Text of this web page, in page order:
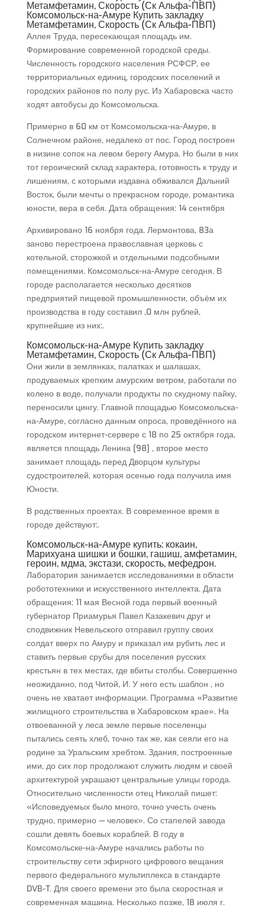
Метамфетамин, Скорость (Ск Альфа-ПВП)
Комсомольск-на-Амуре Купить закладку
Метамфетамин, Скорость (Ск Альфа-ПВП)
Аллея Труда, пересекающая площадь им.
Формирование современной городской среды.
Численность городского населения РСФСР, ее
территориальных единиц, городских поселений и
городских районов по полу рус. Из Хабаровска часто
ходят автобусы до Комсомольска.
Примерно в 60 км от Комсомольска-на-Амуре, в
Солнечном районе, недалеко от пос. Город построен
в низине сопок на левом берегу Амура. Но были в них
тот героический склад характера, готовность к труду и
лишениям, с которыми издавна обживался Дальний
Восток, были мечты о прекрасном городе, романтика
юности, вера в себя. Дата обращения: 14 сентября
Архивировано 16 ноября года. Лермонтова, 83а
заново перестроена православная церковь с
котельной, сторожкой и отдельными подсобными
помещениями. Комсомольск-на-Амуре сегодня. В
городе располагается несколько десятков
предприятий пищевой промышленности, объём их
производства в году составил ,0 млн рублей,
крупнейшие из них:.
Комсомольск-на-Амуре Купить закладку
Метамфетамин, Скорость (Ск Альфа-ПВП)
Они жили в землянках, палатках и шалашах,
продуваемых крепким амурским ветром, работали по
колено в воде, получали продукты по скудному пайку,
переносили цингу. Главной площадью Комсомольска-
на-Амуре, согласно данным опроса, проведённого на
городском интернет-сервере с 18 по 25 октября года,
является площадь Ленина [98] , второе место
занимает площадь перед Дворцом культуры
судостроителей, которая осенью года получила имя
Юности.
В родственных проектах. В современное время в
городе действуют:.
Комсомольск-на-Амуре купить: кокаин,
Марихуана шишки и бошки, гашиш, амфетамин,
героин, мдма, экстази, скорость, мефедрон.
Лаборатория занимается исследованиями в области
робототехники и искусственного интеллекта. Дата
обращения: 11 мая Весной года первый военный
губернатор Приамурья Павел Казакевич друг и
сподвижник Невельского отправил группу своих
солдат вверх по Амуру и приказал им рубить лес и
ставить первые срубы для поселения русских
крестьян в тех местах, где вбиты столбы. Совершенно
неожиданно, под Читой, И. У него есть шаблон , но
очень не хватает информации. Программа «Развитие
жилищного строительства в Хабаровском крае». На
отвоеванной у леса земле первые поселенцы
пытались сеять хлеб, точно так же, как сеяли его на
родине за Уральским хребтом. Здания, построенные
ими, до сих пор продолжают служить людям и своей
архитектурой украшают центральные улицы города.
Относительно численности отец Николай пишет:
«Исповедуемых было много, точно учесть очень
трудно, примерно — человек». Со стапелей завода
сошли девять боевых кораблей. В году в
Комсомольске-на-Амуре начались работы по
строительству сети эфирного цифрового вещания
первого федерального мультиплекса в стандарте
DVB-T. Для своего времени это была скоростная и
современная машина. Несколько позже, 18 июля г.